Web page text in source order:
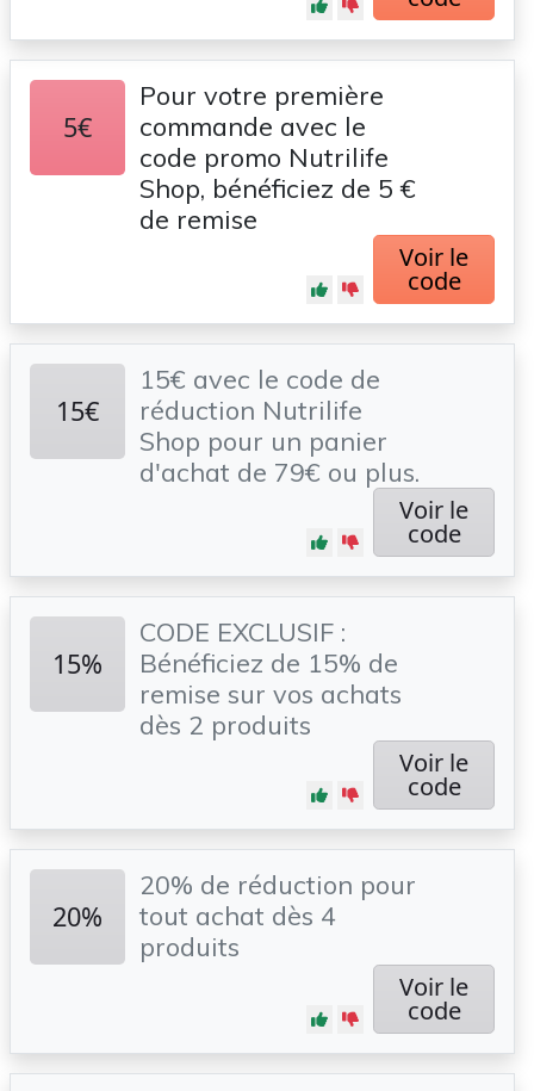
5€
Pour votre première
commande avec le
code promo Nutrilife
Shop, bénéficiez de 5 €
de remise
Voir le
code
15€
15€ avec le code de
réduction Nutrilife
Shop pour un panier
d'achat de 79€ ou plus.
Voir le
code
15%
CODE EXCLUSIF :
Bénéficiez de 15% de
remise sur vos achats
dès 2 produits
Voir le
code
20%
20% de réduction pour
tout achat dès 4
produits
Voir le
code